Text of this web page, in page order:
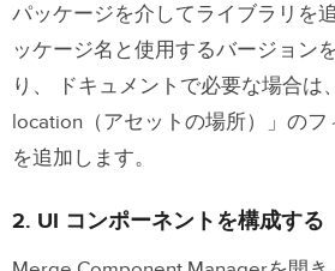
パッケージを介してライブラリを
ッケージ名と使用するバージョン
り、 ドキュメントで必要な場合は
location（アセットの場所）」の
を追加します。
2. UI コンポーネントを構成する